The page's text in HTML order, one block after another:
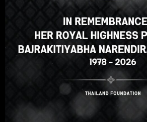
Select your
English
Korean